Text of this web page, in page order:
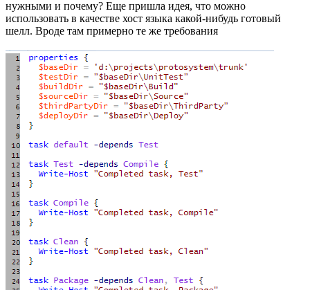
нужными и почему? Еще пришла идея, что можно
использовать в качестве хост языка какой-нибудь готовый
шелл. Вроде там примерно те же требования